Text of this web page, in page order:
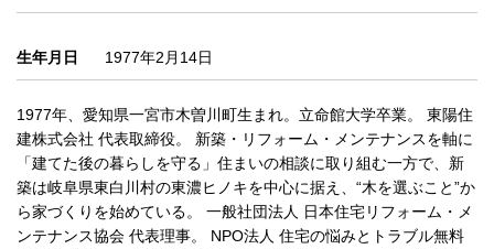
生年月日 1977年2月14日
1977年、愛知県一宮市木曽川町生まれ。立命館大学卒業。 東陽住
建株式会社 代表取締役。 新築・リフォーム・メンテナンスを軸に
「建てた後の暮らしを守る」住まいの相談に取り組む一方で、新
築は岐阜県東白川村の東濃ヒノキを中心に据え、“木を選ぶこと”か
ら家づくりを始めている。 一般社団法人 日本住宅リフォーム・メ
ンテナンス協会 代表理事。 NPO法人 住宅の悩みとトラブル無料